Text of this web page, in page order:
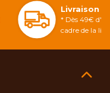
Livraison
* Dès 49€
cadre de la